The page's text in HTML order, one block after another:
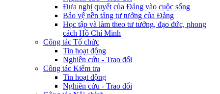
Đưa nghị quyết của Đảng vào cuộc sống
Bảo vệ nền tảng tư tưởng của Đảng
Học tập và làm theo tư tưởng, đạo đức, phong
cách Hồ Chí Minh
Công tác Tổ chức
Tin hoạt động
Nghiên cứu - Trao đổi
Công tác Kiểm tra
Tin hoạt động
Nghiên cứu - Trao đổi